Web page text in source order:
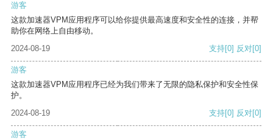
游客
这款加速器VPM应用程序可以给你提供最高速度和安全性的连接，并帮
助你在网络上自由移动。
2024-08-19
支持[0] 反对[0]
游客
这款加速器VPM应用程序已经为我们带来了无限的隐私保护和安全性保
护。
2024-08-19
支持[0] 反对[0]
游客